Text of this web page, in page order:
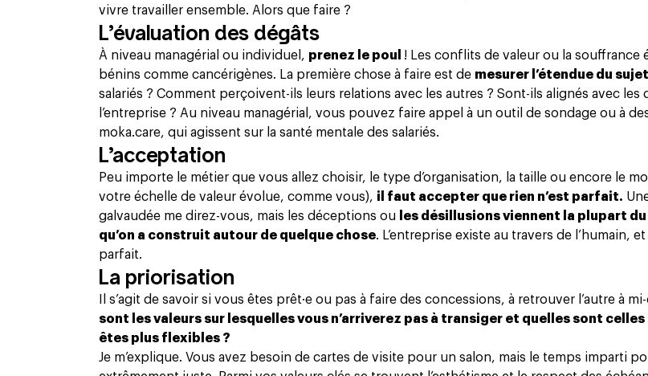
vivre travailler ensemble. Alors que faire ?
L’évaluation des dégâts
À niveau managérial ou individuel, prenez le poul ! Les conflits de valeur ou la souffrance
bénins comme cancérigènes. La première chose à faire est de mesurer l’étendue du
salariés ? Comment perçoivent-ils leurs relations avec les autres ? Sont-ils alignés avec les
l’entreprise ? Au niveau managérial, vous pouvez faire appel à un outil de sondage ou à
moka.care, qui agissent sur la santé mentale des salariés.
L’acceptation
Peu importe le métier que vous allez choisir, le type d’organisation, la taille ou encore le
votre échelle de valeur évolue, comme vous), il faut accepter que rien n’est parfait.
galvaudée me direz-vous, mais les déceptions ou
les désillusions viennent la plupart du
qu’on a construit autour de quelque chose. L’entreprise existe au travers de l’humain, et
parfait.
La priorisation
Il s’agit de savoir si vous êtes prêt·e ou pas à faire des concessions, à retrouver l’autre à
sont les valeurs sur lesquelles vous n’arriverez pas à transiger et quelles sont
êtes plus flexibles ?
Je m’explique. Vous avez besoin de cartes de visite pour un salon, mais le temps imparti